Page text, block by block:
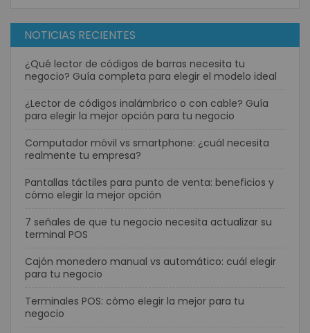
NOTICIAS RECIENTES
¿Qué lector de códigos de barras necesita tu
negocio? Guía completa para elegir el modelo ideal
¿Lector de códigos inalámbrico o con cable? Guía
para elegir la mejor opción para tu negocio
Computador móvil vs smartphone: ¿cuál necesita
realmente tu empresa?
Pantallas táctiles para punto de venta: beneficios y
cómo elegir la mejor opción
7 señales de que tu negocio necesita actualizar su
terminal POS
Cajón monedero manual vs automático: cuál elegir
para tu negocio
Terminales POS: cómo elegir la mejor para tu
negocio